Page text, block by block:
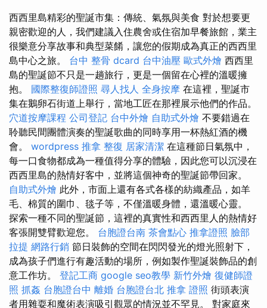
西西里島精彩的聖誕市集：傳統、氣氛與美食 對於想要更
親密歡迎的人，我們建議入住農舍或住宿加早餐旅館，業主
很樂意分享故事和典型菜餚，讓您的假期成為真正的西西里
島中心之旅。 台中 整骨 dcard 台中油壓 歐式外燴 西西里
島的聖誕節不只是一趟旅行，更是一個留在心裡的溫暖擁
抱。 國際整復師證照 尋人找人 全身按摩 在這裡，聖誕市
集在鵝卵石街道上舉行，當地工匠在那裡展示他們的作品。
穴道按摩課程 公司登記 台中外燴 自助式外燴 不要錯過在
聆聽民間團體演奏的聖誕歌曲的同時享用一杯熱紅酒的機
會。 wordpress 推拿 整復 居家清潔 在這種節日氣氛中，
每一口食物都成為一種值得分享的體驗，因此您可以沉浸在
西西里島的熱情好客中，並將這個神奇的聖誕節帶回家。
自助式外燴 此外，市面上還有各式各樣的紡織產品，如羊
毛、棉質的圍巾、毯子等，不僅溫暖身體，還溫暖心靈。
探索一種不同的聖誕節，這裡的真實性和西西里人的熱情好
客張開雙臂歡迎您。 台胞證台南 茶會點心 推拿證照 臉部
拉提 網路行銷 節日裝飾的空間在閃閃發光的燈光照射下，
成為孩子們進行有趣活動的場所，例如製作聖誕裝飾品的創
意工作坊。 登記工商 google seo教學 新竹外燴 復健師證
照 抓姦 台胞證台中 離婚 台胞證台北 推拿 證照 街頭表演
者用雜耍和魔術表演吸引觀眾的情況並不罕見。 對家庭來